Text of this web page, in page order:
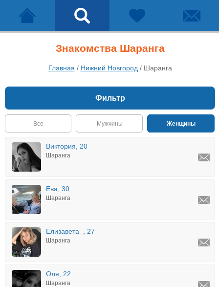
Знакомства Шаранга
Главная / Нижний Новгород / Шаранга
Фильтр
Все Мужчины Женщины
Виктория, 20
Шаранга
Ева, 30
Шаранга
Елизавета_, 27
Шаранга
Оля, 22
Шаранга